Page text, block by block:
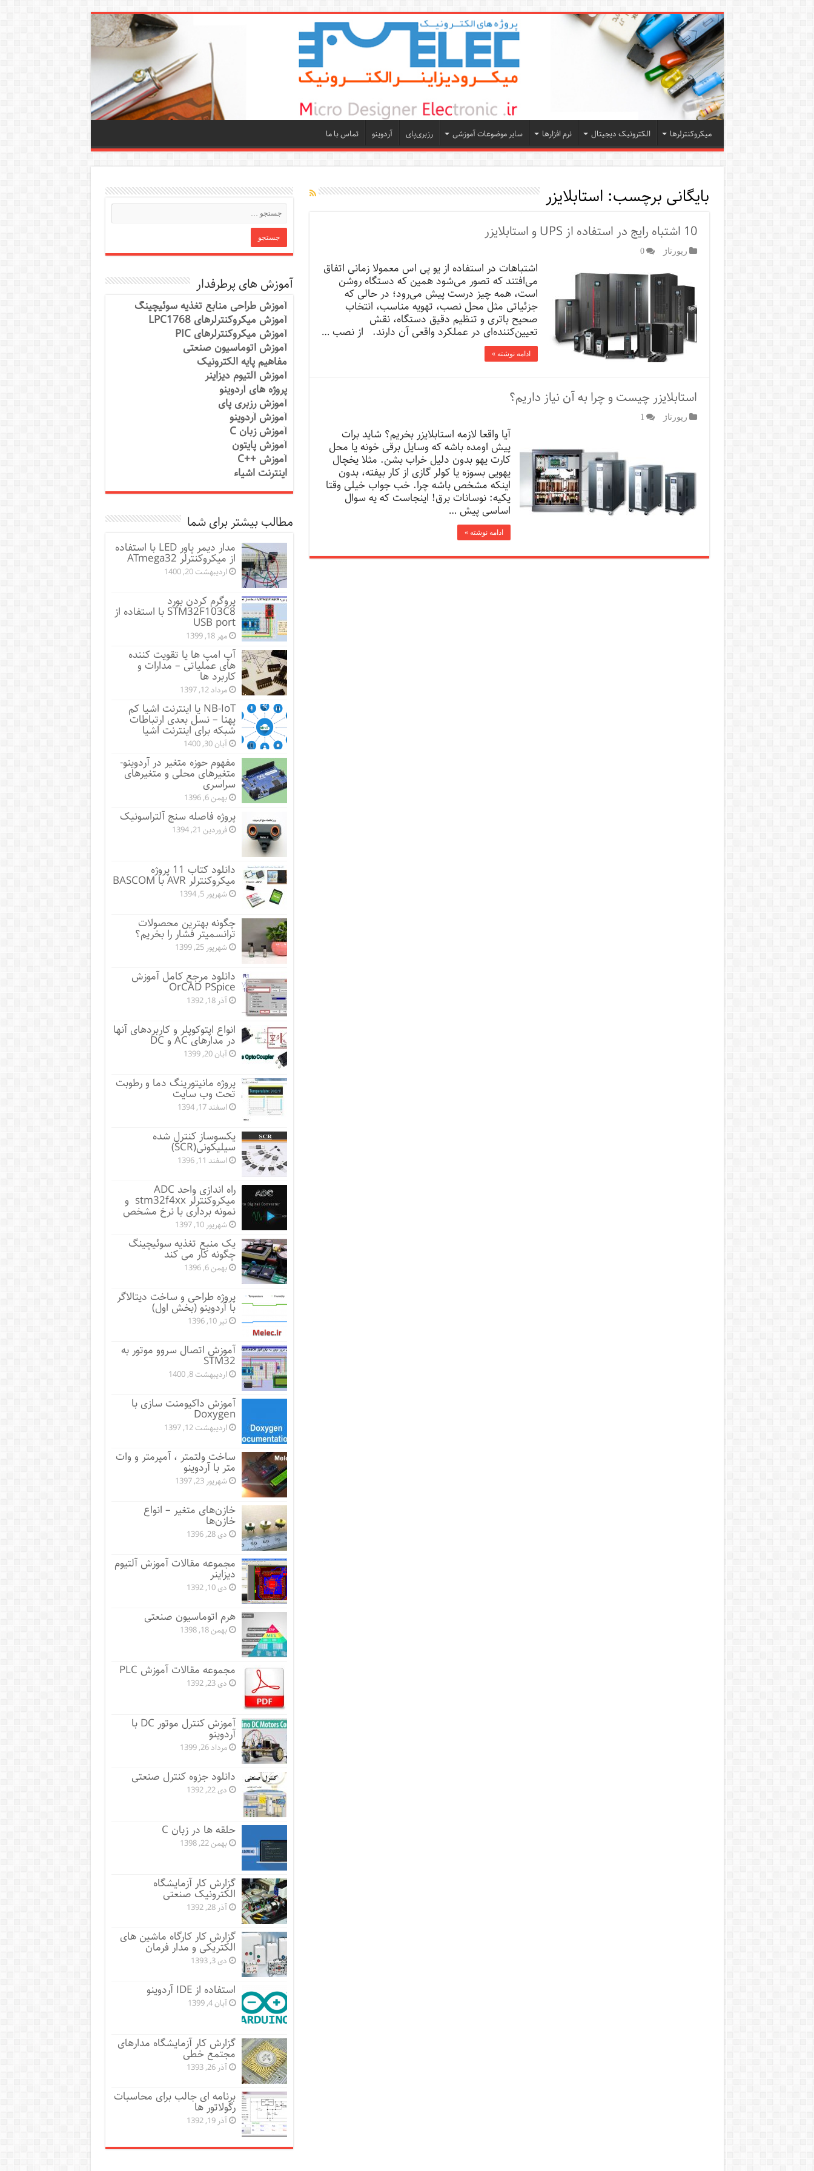
میکروکنترلرها الکترونیک دیجیتال نرم افزارها سایر موضوعات آموزشی رزبری‌پای آردوینو تماس با ما
بایگانی برچسب: استابلایزر
10 اشتباه رایج در استفاده از UPS و استابلایزر
رپورتاژ‌ 0
اشتباهات در استفاده از یو پی اس معمولا زمانی اتفاق
می‌افتند که تصور می‌شود همین که دستگاه روشن
است، همه چیز درست پیش می‌رود؛ در حالی که
جزئیاتی مثل محل نصب، تهویه مناسب، انتخاب
صحیح باتری و تنظیم دقیق دستگاه، نقش
تعیین‌کننده‌ای در عملکرد واقعی آن دارند. از نصب …
ادامه نوشته »
استابلایزر چیست و چرا به آن نیاز داریم؟
رپورتاژ‌ 1
آیا واقعا لازمه استابلایزر بخریم؟ شاید برات
پیش اومده باشه که وسایل برقی خونه یا محل
کارت یهو بدون دلیل خراب بشن. مثلا یخچال
یهویی بسوزه یا کولر گازی از کار بیفته، بدون
اینکه مشخص باشه چرا. خب جواب خیلی وقتا
یکیه: نوسانات برق! اینجاست که یه سوال
اساسی پیش …
ادامه نوشته »
آموزش های پرطرفدار
آموزش طراحی منابع تغذیه سوئیچینگ
آموزش میکروکنترلرهای LPC1768
آموزش میکروکنترلرهای PIC
آموزش اتوماسیون صنعتی
مفاهیم پایه الکترونیک
آموزش آلتیوم دیزاینر
پروژه های آردوینو
آموزش رزبری پای
آموزش آردوینو
آموزش زبان C
آموزش پایتون
آموزش ++C
اینترنت اشیاء
مطالب بیشتر برای شما
مدار دیمر پاور LED با استفاده
از میکروکنترلر ATmega32
اردیبهشت 20, 1400
پروگرم کردن بورد
STM32F103C8 با استفاده از
USB port
مهر 18, 1399
آپ امپ ها یا تقویت کننده
های عملیاتی – مدارات و
کاربرد ها
مرداد 12, 1397
NB-IoT یا اینترنت اشیا کم
پهنا – نسل بعدی ارتباطات
شبکه برای اینترنت اشیا
آبان 30, 1400
مفهوم حوزه متغیر در آردوینو-
متغیرهای محلی و متغیرهای
سراسری
بهمن 6, 1396
پروژه فاصله سنج آلتراسونیک
فروردین 21, 1394
دانلود کتاب 11 پروژه
میکروکنترلر AVR با BASCOM
شهریور 5, 1394
چگونه بهترین محصولات
ترانسمیتر فشار را بخریم؟
شهریور 25, 1399
دانلود مرجع کامل آموزش
OrCAD PSpice
آذر 18, 1392
انواع اپتوکوپلر و کاربردهای آنها
در مدارهای AC و DC
آبان 20, 1399
پروژه مانيتورينگ دما و رطوبت
تحت وب سایت
اسفند 17, 1394
یکسوساز کنترل شده
سیلیکونی(SCR)
اسفند 11, 1396
راه اندازی واحد ADC
میکروکنترلر stm32f4xx و
نمونه برداری با نرخ مشخص
شهریور 10, 1397
یک منبع تغذیه سوئیچینگ
چگونه کار می کند
بهمن 6, 1396
پروژه طراحی و ساخت دیتالاگر
با آردوینو (بخش اول)
تیر 10, 1396
آموزش اتصال سروو موتور به
STM32
اردیبهشت 8, 1400
آموزش داکیومنت سازی با
Doxygen
اردیبهشت 12, 1397
ساخت ولتمتر ، آمپرمتر و وات
متر با آردوینو
شهریور 23, 1397
خازن‌های متغیر – انواع
خازن‌ها
دی 28, 1396
مجموعه مقالات آموزش آلتیوم
دیزاینر
دی 10, 1392
هرم اتوماسیون صنعتی
بهمن 18, 1398
مجموعه مقالات آموزش PLC
دی 23, 1392
آموزش کنترل موتور DC با
آردوینو
مرداد 26, 1399
دانلود جزوه کنترل صنعتی
دی 22, 1392
حلقه ها در زبان C
بهمن 22, 1398
گزارش کار آزمایشگاه
الکترونیک صنعتی
آذر 28, 1392
گزارش کار کارگاه ماشین های
الکتریکی و مدار فرمان
دی 3, 1393
استفاده از IDE آردوینو
آبان 4, 1399
گزارش کار آزمایشگاه مدارهای
مجتمع خطی
آذر 26, 1393
برنامه ای جالب برای محاسبات
رگولاتور ها
آذر 19, 1392